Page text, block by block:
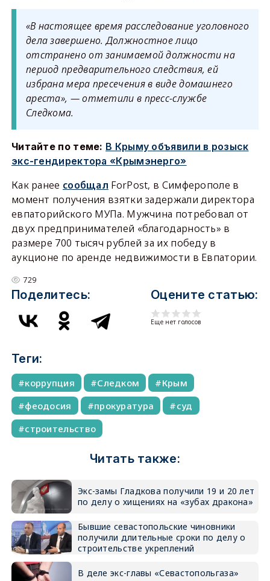
«В настоящее время расследование уголовного
дела завершено. Должностное лицо
отстранено от занимаемой должности на
период предварительного следствия, ей
избрана мера пресечения в виде домашнего
ареста», — отметили в пресс-службе
Следкома.
Читайте по теме: В Крыму объявили в розыск
экс-гендиректора «Крымэнерго»
Как ранее сообщал ForPost, в Симферополе в
момент получения взятки задержали директора
евпаторийского МУПа. Мужчина потребовал от
двух предпринимателей «благодарность» в
размере 700 тысяч рублей за их победу в
аукционе по аренде недвижимости в Евпатории.
729
Поделитесь: Оцените статью:
Еще нет голосов
Теги:
коррупция Следком
Крым
феодосия
прокуратура
суд
строительство
Читать также:
Экс-замы Гладкова получили 19 и 20 лет
по делу о хищениях на «зубах дракона»
Бывшие севастопольские чиновники
получили длительные сроки по делу о
строительстве укреплений
В деле экс-главы «Севастопольгаза»